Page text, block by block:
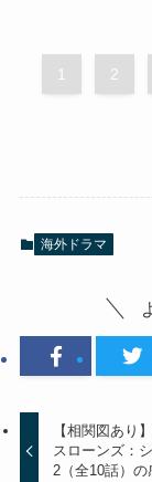
1 2
海外ドラマ
【相関図あり
スローンズ：
2（全10話）の